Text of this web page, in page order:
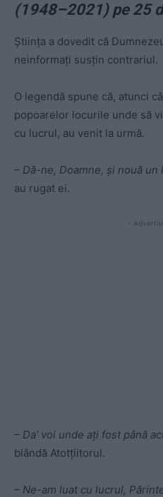
(1948–2021) pe 25
Ştiinţa a dovedit că
neinformaţi susţin contrariul.
O legendă spune că, atunci
popoarelor locurile unde să
cu lucrul, au venit la urmă.
– Dă-ne, Doamne, şi nouă
au rugat ei.
-
– Da’ voi unde aţi fost până
blândă Atotţiitorul.
– Ne-am luat cu lucrul,